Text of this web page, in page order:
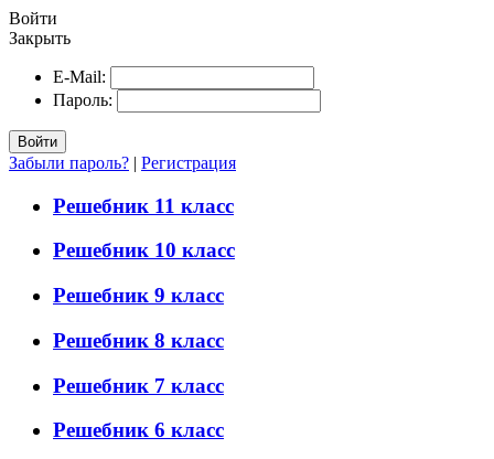
Войти
Закрыть
E-Mail:
Пароль:
Войти
Забыли пароль? | Регистрация
Решебник 11 класс
Решебник 10 класс
Решебник 9 класс
Решебник 8 класс
Решебник 7 класс
Решебник 6 класс